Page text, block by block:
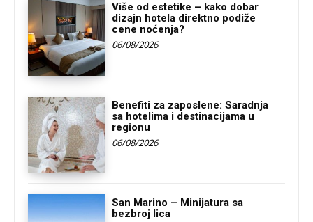
Više od estetike – kako dobar
dizajn hotela direktno podiže
cene noćenja?
06/08/2026
Benefiti za zaposlene: Saradnja
sa hotelima i destinacijama u
regionu
06/08/2026
San Marino – Minijatura sa
bezbroj lica